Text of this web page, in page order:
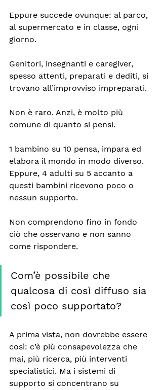
Eppure succede ovunque: al parco,
al supermercato e in classe, ogni
giorno.
Genitori, insegnanti e caregiver,
spesso attenti, preparati e dediti, si
trovano all’improvviso impreparati.
Non è raro. Anzi, è molto più
comune di quanto si pensi.
1 bambino su 10 pensa, impara ed
elabora il mondo in modo diverso.
Eppure, 4 adulti su 5 accanto a
questi bambini ricevono poco o
nessun supporto.
Non comprendono fino in fondo
ciò che osservano e non sanno
come rispondere.
Com’è possibile che
qualcosa di così diffuso sia
così poco supportato?
A prima vista, non dovrebbe essere
così: c’è più consapevolezza che
mai, più ricerca, più interventi
specialistici. Ma i sistemi di
supporto si concentrano su